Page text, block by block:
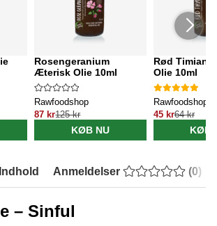
Rosengeranium
Æterisk Olie 10ml
Rawfoodshop
87 kr125 kr
KØB NU
Rød Timian
Olie 10ml
Rawfoodshop
45 kr64 kr
KØB
Indhold Anmeldelser (0)
– Sinful